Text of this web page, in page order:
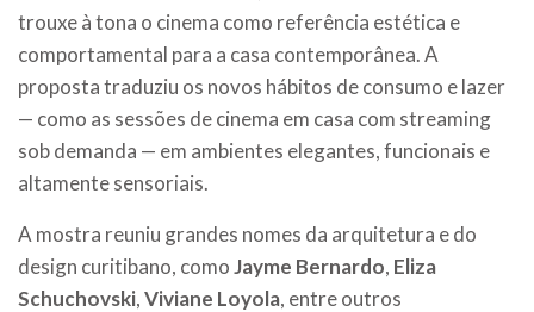
trouxe à tona o cinema como referência estética e
comportamental para a casa contemporânea. A
proposta traduziu os novos hábitos de consumo e lazer
— como as sessões de cinema em casa com streaming
sob demanda — em ambientes elegantes, funcionais e
altamente sensoriais.
A mostra reuniu grandes nomes da arquitetura e do
design curitibano, comoJayme Bernardo, Eliza
Schuchovski,Viviane Loyola, entre outros